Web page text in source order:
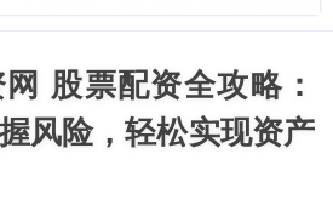
股票配资全攻略：
风险，轻松实现资产